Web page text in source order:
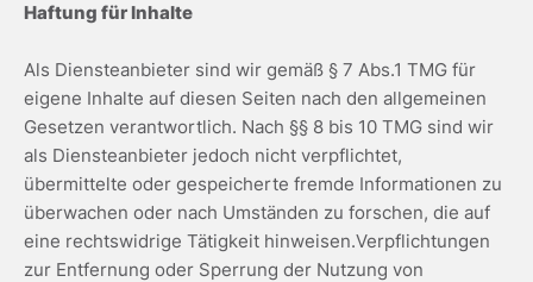
Haftung für Inhalte
Als Diensteanbieter sind wir gemäß § 7 Abs.1 TMG für
eigene Inhalte auf diesen Seiten nach den allgemeinen
Gesetzen verantwortlich. Nach §§ 8 bis 10 TMG sind wir
als Diensteanbieter jedoch nicht verpflichtet,
übermittelte oder gespeicherte fremde Informationen zu
überwachen oder nach Umständen zu forschen, die auf
eine rechtswidrige Tätigkeit hinweisen.Verpflichtungen
zur Entfernung oder Sperrung der Nutzung von